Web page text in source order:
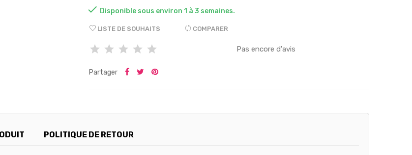
 Disponible sous environ 1 à 3 semaines.
LISTE DE SOUHAITS COMPARER
Pas encore d'avis
Partager
POLITIQUE DE RETOUR